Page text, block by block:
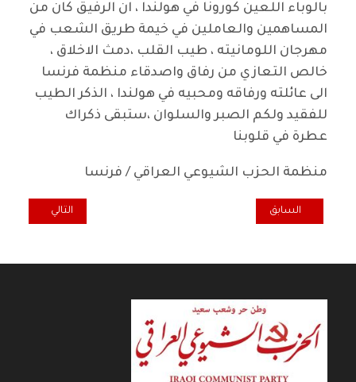
بالوباء اللعين كورونا في هولندا ، ان الرفيق كان من
المساهمين والعاملين في خيمة طريق الشعب في
مهرجان اللومانيته ، طيب القلب ،دمث الاخلاق ،
خالص التعازي من رفاق واصدقاء منظمة فرنسا
الى عائلته ورفاقه ومحبيه في هولندا ، الذكر الطيب
للفقيد ولكم الصبر والسلوان ،ستبقى ذكراك
عطرة في قلوبنا
منظمة الحزب الشيوعي العراقي / فرنسا
المقال السابق: تعزية ومواساة منظمة الحزب في هولندا وبلجيكا
السابق المقال التالي:
التالي